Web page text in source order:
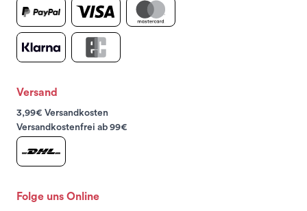
Versand
3,99€ Versandkosten
Versandkostenfrei ab 99€
Folge uns Online